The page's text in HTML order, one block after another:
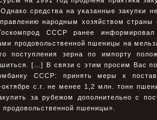
средства на указанные закупки
народным хозяйством страны
СССР ранее
продовольственной пшеницы на
поступления зерна по импорту
[…] В связи с этим просим Вас
СССР: принять меры к
с.г. не менее 1,2 млн. тонн
за рубежом дополнительно с
пшеницы».